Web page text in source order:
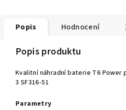
Popis Hodnocení
Popis produktu
Kvalitní náhradní baterie T6
3 SF316-51
Parametry